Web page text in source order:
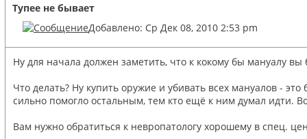
Тупее не бывает
Добавлено: Ср Дек 08, 2010 2:53 pm
Ну для начала должен заметить, что к кокому бы мануалу
Что делать? Ну купить оружие и убивать всех мануалов - это
сильно помогло остальным, тем кто ещё к ним думал идти.
Вам нужно обратиться к невропатологу хорошему в спец.